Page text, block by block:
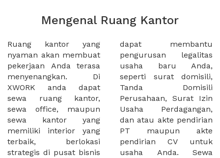
Mengenal Ruang Kantor
Ruang kantor yang
nyaman akan membuat
pekerjaan Anda terasa
menyenangkan. Di
XWORK anda dapat
sewa ruang kantor,
sewa office, maupun
sewa kantor yang
memiliki interior yang
terbaik, berlokasi
strategis di pusat bisnis
dapat membantu
pengurusan legalitas
usaha baru Anda,
seperti surat domisili,
Tanda Domisili
Perusahaan, Surat Izin
Usaha Perdagangan,
dan atau akte pendirian
PT maupun akte
pendirian CV untuk
usaha Anda. Sewa